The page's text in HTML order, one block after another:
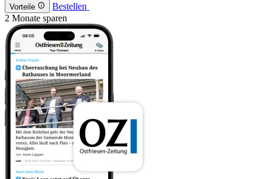
Vorteile
Bestellen
2 Monate sparen